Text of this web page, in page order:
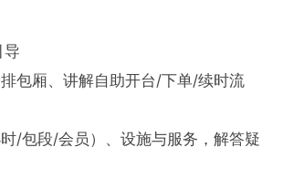
导
包厢、讲解自助开台/下单/续时流
/包段/会员）、设施与服务，解答疑